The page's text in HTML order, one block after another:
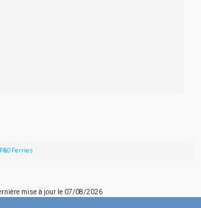
P&O Ferries
mise à jour le 07/08/2026